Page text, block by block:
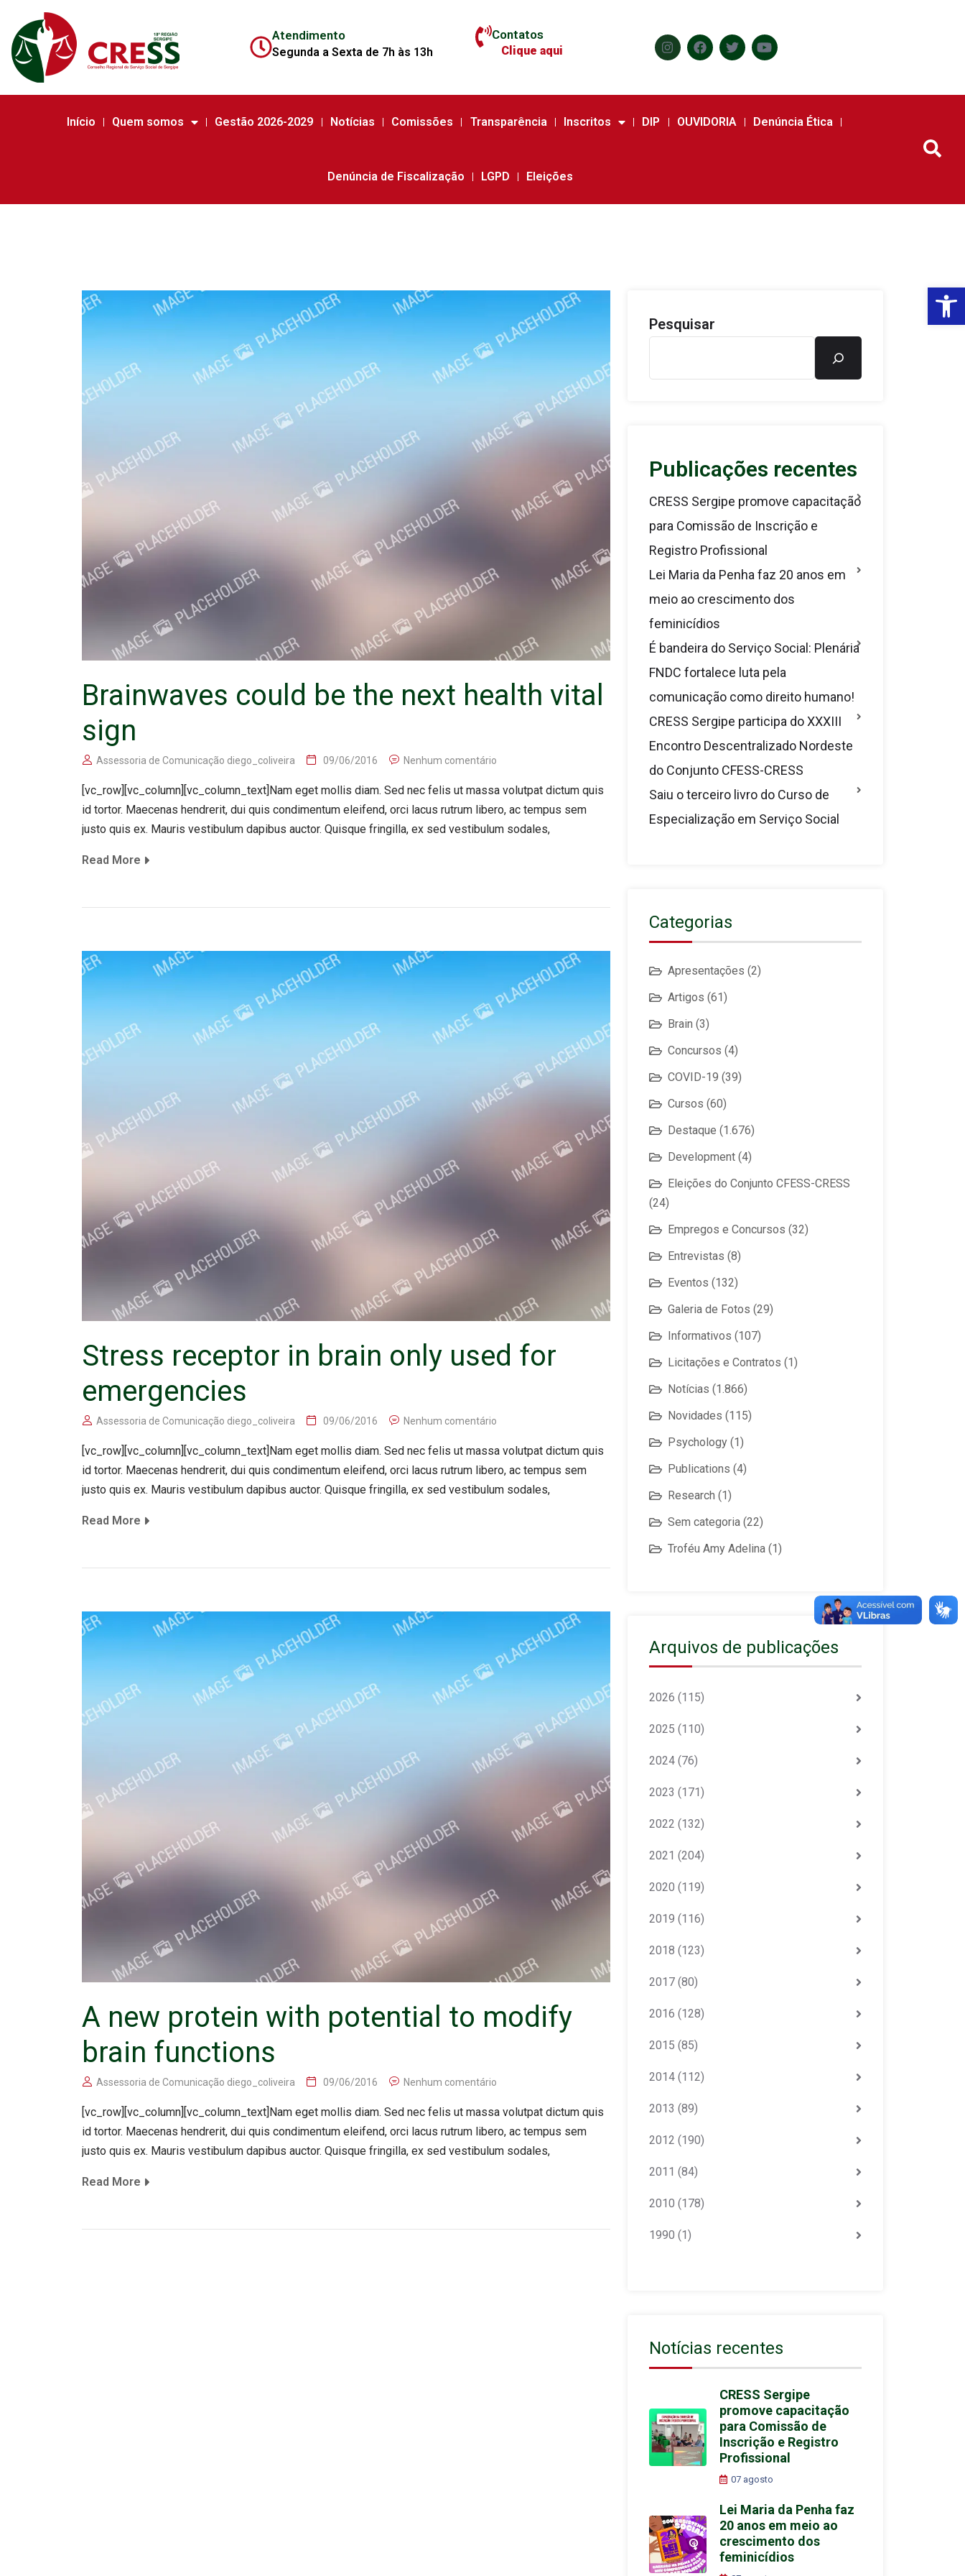
Atendimento
Segunda a Sexta de 7h às 13h
Contatos
Clique aqui
Início Quem somos Gestão 2026-2029 Notícias Comissões Transparência Inscritos DIP OUVIDORIA Denúncia Ética
Denúncia de Fiscalização LGPD Eleições
Brainwaves could be the next health vital
sign
Assessoria de Comunicação diego_coliveira 09/06/2016 Nenhum comentário
[vc_row][vc_column][vc_column_text]Nam eget mollis diam. Sed nec felis ut massa volutpat dictum quis
id tortor. Maecenas hendrerit, dui quis condimentum eleifend, orci lacus rutrum libero, ac tempus sem
justo quis ex. Mauris vestibulum dapibus auctor. Quisque fringilla, ex sed vestibulum sodales,
Read More
Stress receptor in brain only used for
emergencies
Assessoria de Comunicação diego_coliveira 09/06/2016 Nenhum comentário
[vc_row][vc_column][vc_column_text]Nam eget mollis diam. Sed nec felis ut massa volutpat dictum quis
id tortor. Maecenas hendrerit, dui quis condimentum eleifend, orci lacus rutrum libero, ac tempus sem
justo quis ex. Mauris vestibulum dapibus auctor. Quisque fringilla, ex sed vestibulum sodales,
Read More
A new protein with potential to modify
brain functions
Assessoria de Comunicação diego_coliveira 09/06/2016 Nenhum comentário
[vc_row][vc_column][vc_column_text]Nam eget mollis diam. Sed nec felis ut massa volutpat dictum quis
id tortor. Maecenas hendrerit, dui quis condimentum eleifend, orci lacus rutrum libero, ac tempus sem
justo quis ex. Mauris vestibulum dapibus auctor. Quisque fringilla, ex sed vestibulum sodales,
Read More
Pesquisar
Publicações recentes
CRESS Sergipe promove capacitação
para Comissão de Inscrição e
Registro Profissional
Lei Maria da Penha faz 20 anos em
meio ao crescimento dos
feminicídios
É bandeira do Serviço Social: Plenária
FNDC fortalece luta pela
comunicação como direito humano!
CRESS Sergipe participa do XXXIII
Encontro Descentralizado Nordeste
do Conjunto CFESS-CRESS
Saiu o terceiro livro do Curso de
Especialização em Serviço Social
Categorias
Apresentações (2)
Artigos (61)
Brain (3)
Concursos (4)
COVID-19 (39)
Cursos (60)
Destaque (1.676)
Development (4)
Eleições do Conjunto CFESS-CRESS
(24)
Empregos e Concursos (32)
Entrevistas (8)
Eventos (132)
Galeria de Fotos (29)
Informativos (107)
Licitações e Contratos (1)
Notícias (1.866)
Novidades (115)
Psychology (1)
Publications (4)
Research (1)
Sem categoria (22)
Troféu Amy Adelina (1)
Arquivos de publicações
2026 (115)
2025 (110)
2024 (76)
2023 (171)
2022 (132)
2021 (204)
2020 (119)
2019 (116)
2018 (123)
2017 (80)
2016 (128)
2015 (85)
2014 (112)
2013 (89)
2012 (190)
2011 (84)
2010 (178)
1990 (1)
Notícias recentes
CRESS Sergipe
promove capacitação
para Comissão de
Inscrição e Registro
Profissional
07 agosto
Lei Maria da Penha faz
20 anos em meio ao
crescimento dos
feminicídios